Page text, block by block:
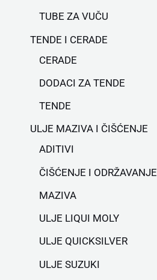
TUBE ZA VUČU
TENDE I CERADE
CERADE
DODACI ZA TENDE
TENDE
ULJE MAZIVA I ČIŠĆENJE
ADITIVI
ČIŠĆENJE I ODRŽAVANJE
MAZIVA
ULJE LIQUI MOLY
ULJE QUICKSILVER
ULJE SUZUKI